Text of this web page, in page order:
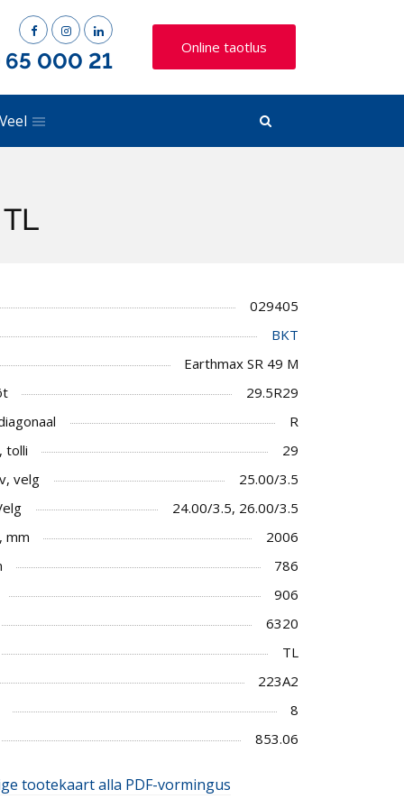
65 000 21
Online taotlus
Veel
029405
BKT
Earthmax SR 49 M
29.5R29
R
tolli
29
velg
25.00/3.5
24.00/3.5, 26.00/3.5
mm
2006
786
906
6320
TL
223A2
8
853.06
tootekaart alla PDF-vormingus